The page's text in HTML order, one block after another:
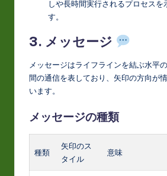
しや長時間実行されるプロセスを
す。
3. メッセージ
メッセージはライフラインを結ぶ水平
間の通信を表しており、矢印の方向が
います。
メッセージの種類
種類
矢印のス
タイル
意味